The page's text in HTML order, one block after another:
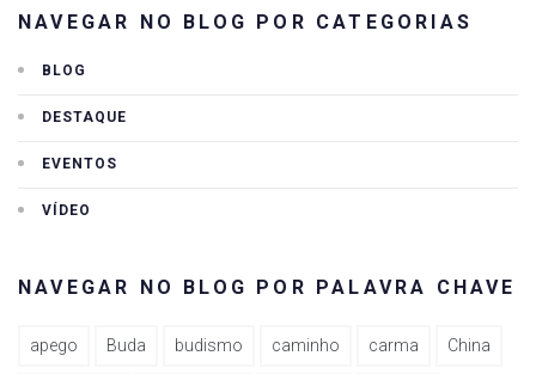
NAVEGAR NO BLOG POR CATEGORIAS
BLOG
DESTAQUE
EVENTOS
VÍDEO
NAVEGAR NO BLOG POR PALAVRA CHAVE
apego Buda budismo caminho carma China